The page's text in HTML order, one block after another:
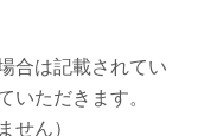
合は記載されてい
いただきます。
せん）